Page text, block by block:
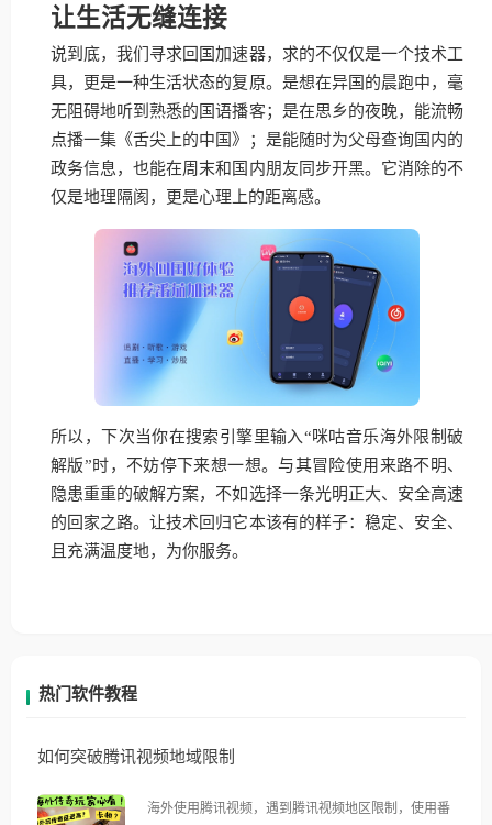
让生活无缝连接
说到底，我们寻求回国加速器，求的不仅仅是一个技术工
具，更是一种生活状态的复原。是想在异国的晨跑中，毫
无阻碍地听到熟悉的国语播客；是在思乡的夜晚，能流畅
点播一集《舌尖上的中国》；是能随时为父母查询国内的
政务信息，也能在周末和国内朋友同步开黑。它消除的不
仅是地理隔阂，更是心理上的距离感。
所以，下次当你在搜索引擎里输入“咪咕音乐海外限制破
解版”时，不妨停下来想一想。与其冒险使用来路不明、
隐患重重的破解方案，不如选择一条光明正大、安全高速
的回家之路。让技术回归它本该有的样子：稳定、安全、
且充满温度地，为你服务。
热门软件教程
如何突破腾讯视频地域限制
海外使用腾讯视频，遇到腾讯视频地区限制，使用番